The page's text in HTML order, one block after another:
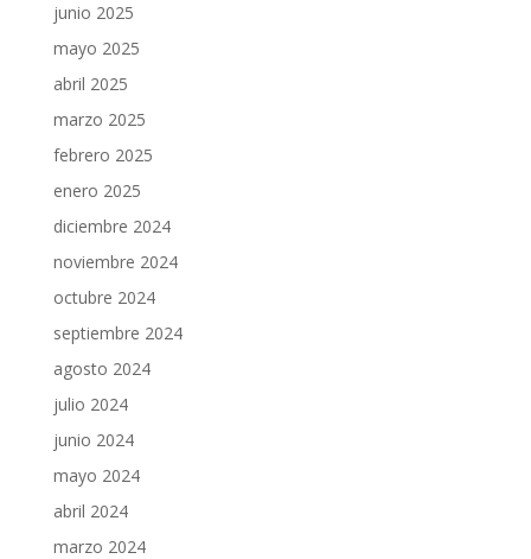
junio 2025
mayo 2025
abril 2025
marzo 2025
febrero 2025
enero 2025
diciembre 2024
noviembre 2024
octubre 2024
septiembre 2024
agosto 2024
julio 2024
junio 2024
mayo 2024
abril 2024
marzo 2024